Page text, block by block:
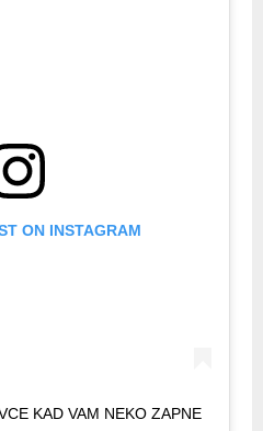
ON INSTAGRAM
KAD VAM NEKO ZAPNE